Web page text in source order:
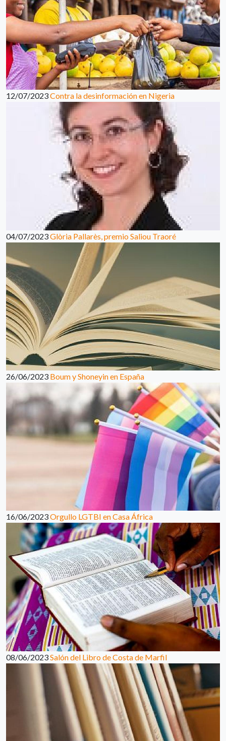
12/07/2023Contra la desinformación en Nigeria
04/07/2023Glòria Pallarès, premio Saliou Traoré
26/06/2023 Boum y Shoneyin en España
16/06/2023Orgullo LGTBI en Casa África
08/06/2023Salón del Libro de Costa de Marfil